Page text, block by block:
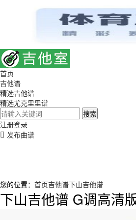
首页
吉他谱
精选吉他谱
精选尤克里里谱
搜索
注册登录
发布曲谱
您的位置： 首页吉他谱下山吉他谱
下山吉他谱 G调高清